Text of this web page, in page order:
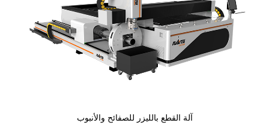
آلة القطع بالليزر للصفائح والأنبوب